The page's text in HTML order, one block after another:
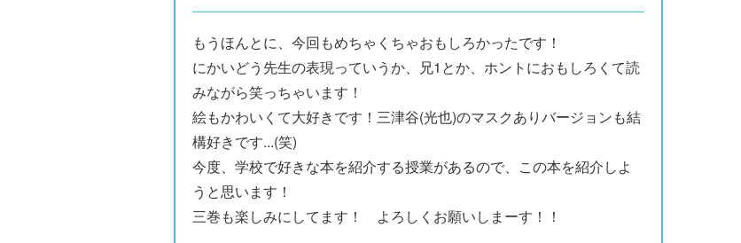
もうほんとに、今回もめちゃくちゃおもしろかったです！
にかいどう先生の表現っていうか、兄1とか、ホントにおもしろくて読
みながら笑っちゃいます！
絵もかわいくて大好きです！三津谷(光也)のマスクありバージョンも結
構好きです...(笑)
今度、学校で好きな本を紹介する授業があるので、この本を紹介しよ
うと思います！
三巻も楽しみにしてます！ よろしくお願いしまーす！！
エブリスタ×講
談社青い鳥文庫
第９回小説賞開
催のおしらせ
【速報】『黒魔
女さんが通
る‼』ついにコ
ミカライズ！
KZ高校生編、つ
いに始動！ 限
ゴールデンウィ
ークにいっき読
合本版」おすす
ンロード